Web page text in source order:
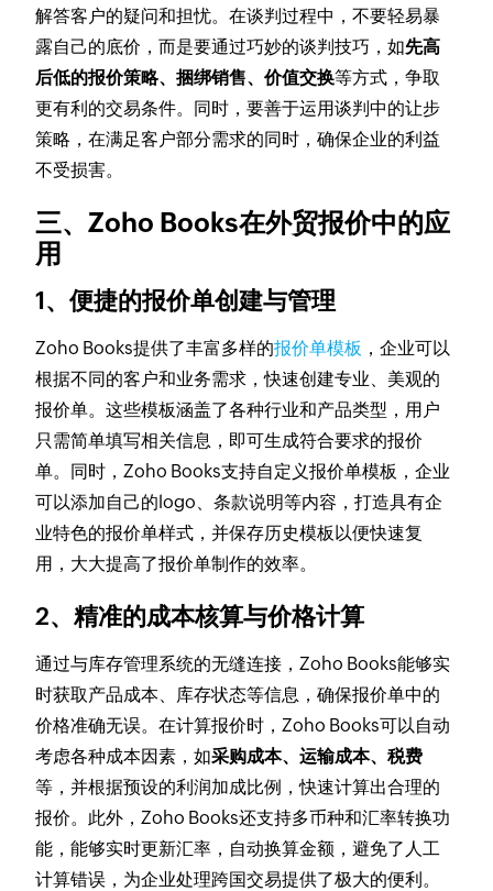
解答客户的疑问和担忧。在谈判过程中，不要轻易暴
露自己的底价，而是要通过巧妙的谈判技巧，如先高
后低的报价策略、捆绑销售、价值交换等方式，争取
更有利的交易条件。同时，要善于运用谈判中的让步
策略，在满足客户部分需求的同时，确保企业的利益
不受损害。
三、Zoho Books在外贸报价中的应
用
1、便捷的报价单创建与管理
Zoho Books提供了丰富多样的报价单模板 ，企业可以
根据不同的客户和业务需求，快速创建专业、美观的
报价单。这些模板涵盖了各种行业和产品类型，用户
只需简单填写相关信息，即可生成符合要求的报价
单。同时，Zoho Books支持自定义报价单模板，企业
可以添加自己的logo、条款说明等内容，打造具有企
业特色的报价单样式，并保存历史模板以便快速复
用，大大提高了报价单制作的效率。
2、精准的成本核算与价格计算
通过与库存管理系统的无缝连接，Zoho Books能够实
时获取产品成本、库存状态等信息，确保报价单中的
价格准确无误。在计算报价时，Zoho Books可以自动
考虑各种成本因素，如采购成本、运输成本、税费
等，并根据预设的利润加成比例，快速计算出合理的
报价。此外，Zoho Books还支持多币种和汇率转换功
能，能够实时更新汇率，自动换算金额，避免了人工
计算错误，为企业处理跨国交易提供了极大的便利。